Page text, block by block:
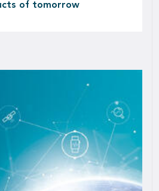
of tomorrow